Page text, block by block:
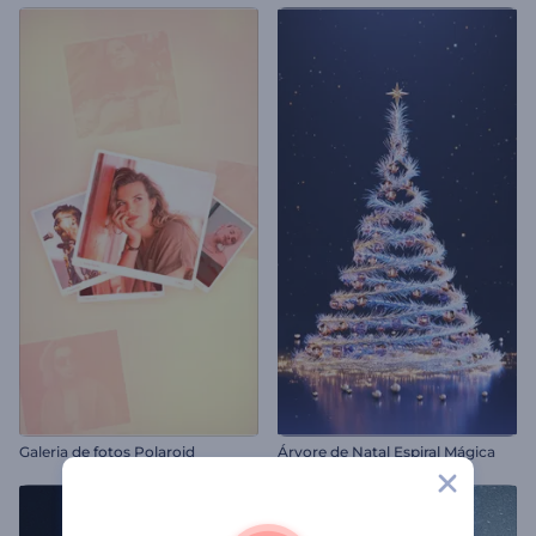
Galeria de fotos Polaroid Árvore de Natal Espiral Mágica